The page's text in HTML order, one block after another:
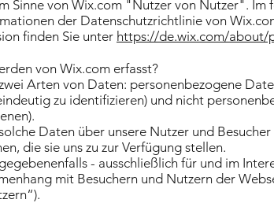
Sinne von Wix.com "Nutzer von Nutzer". Im
der Datenschutzrichtlinie von
finden Sie unter https://de.wix.com/about/
von Wix.com erfasst?
Arten von Daten: personenbezogene
zu identifizieren) und nicht
Daten über unsere Nutzer und
die sie uns zu zur Verfügung stellen.
- ausschließlich für und im
mit Besuchern und Nutzern der